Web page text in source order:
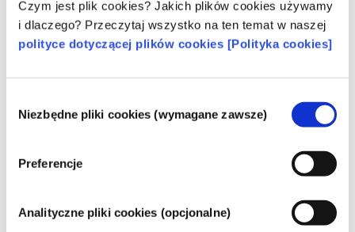
Czym jest plik cookies? Jakich plików cookies używamy
i dlaczego? Przeczytaj wszystko na ten temat w naszej
polityce dotyczącej plików cookies [Polityka cookies]
zgody
Niezbędne pliki cookies (wymagane zawsze)
Preferencje
Analityczne pliki cookies (opcjonalne)
przez skórę, ale o bardzo dobrej zdolności do
usuwania zabrudzeń, z bardzo łagodnym, chroniącym
skórę surfaktantem uzyskuje się w finalnie produkt o
tolerancji przez skórę.
Regulacje dotyczące kosmetyków
prawnym. Należy pamiętać, że w przypadku